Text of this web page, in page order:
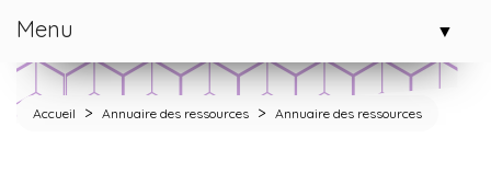
Menu ▼
Accueil > Annuaire des ressources > Annuaire des ressources